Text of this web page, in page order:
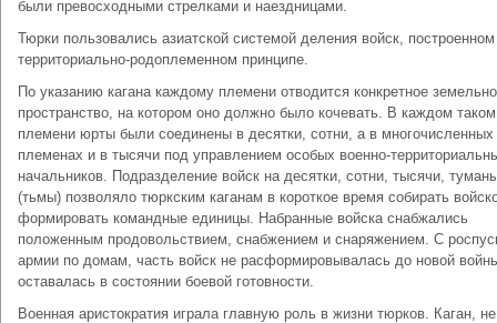
были превосходными стрелками и наездницами.
Тюрки пользовались азиатской системой деления войск,
территориально-родоплеменном принципе.
По указанию кагана каждому племени отводится конкретное
пространство, на котором оно должно было кочевать. В каждом таком
племени юрты были соединены в десятки, сотни, а в многочисленных
племенах и в тысячи под управлением особых военно-
начальников. Подразделение войск на десятки, сотни, тысячи,
(тьмы) позволяло тюркским каганам в короткое время собирать
формировать командные единицы. Набранные войска снабжались
положенным продовольствием, снабжением и снаряжением. С
армии по домам, часть войск не расформировывалась до новой
оставалась в состоянии боевой готовности.
Военная аристократия играла главную роль в жизни тюрков. Каган, не